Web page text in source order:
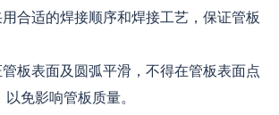
合适的焊接顺序和焊接工艺，保证管板
板表面及圆弧平滑，不得在管板表面点
免影响管板质量。